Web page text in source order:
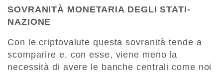
SOVRANITÀ MONETARIA DEGLI STATI-
NAZIONE
Con le criptovalute questa sovranità tende a
scomparire e, con esse, viene meno la
necessità di avere le banche centrali come noi